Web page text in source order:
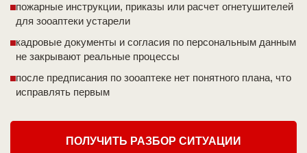
пожарные инструкции, приказы или расчет огнетушителей
для зооаптеки устарели
кадровые документы и согласия по персональным данным
не закрывают реальные процессы
после предписания по зооаптеке нет понятного плана, что
исправлять первым
ПОЛУЧИТЬ РАЗБОР СИТУАЦИИ